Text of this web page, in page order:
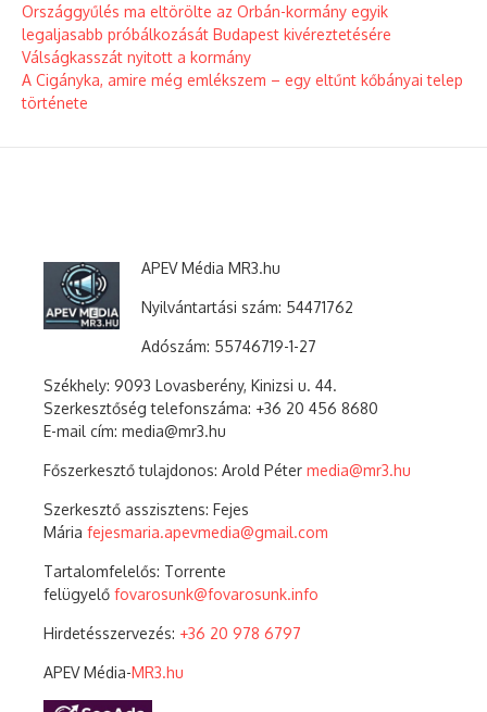
Országgyűlés ma eltörölte az Orbán-kormány egyik
legaljasabb próbálkozását Budapest kivéreztetésére
Válságkasszát nyitott a kormány
A Cigányka, amire még emlékszem – egy eltűnt kőbányai telep
története
APEV Média MR3.hu
Nyilvántartási szám: 54471762
Adószám: 55746719-1-27
Székhely: 9093 Lovasberény, Kinizsi u. 44.
Szerkesztőség telefonszáma: +36 20 456 8680
E-mail cím: media@mr3.hu
Főszerkesztő tulajdonos: Arold Péter media@mr3.hu
Szerkesztő asszisztens: Fejes
Mária fejesmaria.apevmedia@gmail.com
Tartalomfelelős: Torrente
felügyelő fovarosunk@fovarosunk.info
Hirdetésszervezés: +36 20 978 6797
APEV Média-MR3.hu